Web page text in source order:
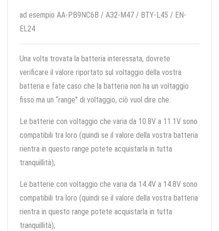
ad esempio AA-PB9NC6B / A32-M47 / BTY-L45 / EN-
EL24
Una volta trovata la batteria interessata, dovrete
verificare il valore riportato sul voltaggio della vostra
batteria e fate caso che la batteria non ha un voltaggio
fisso ma un “range” di voltaggio, ciò vuol dire che:
Le batterie con voltaggio che varia da 10.8V a 11.1V sono
compatibili tra loro (quindi se il valore della vostra batteria
rientra in questo range potete acquistarla in tutta
tranquillità);
Le batterie con voltaggio che varia da 14.4V a 14.8V sono
compatibili tra loro (quindi se il valore della vostra batteria
rientra in questo range potete acquistarla in tutta
tranquillità);